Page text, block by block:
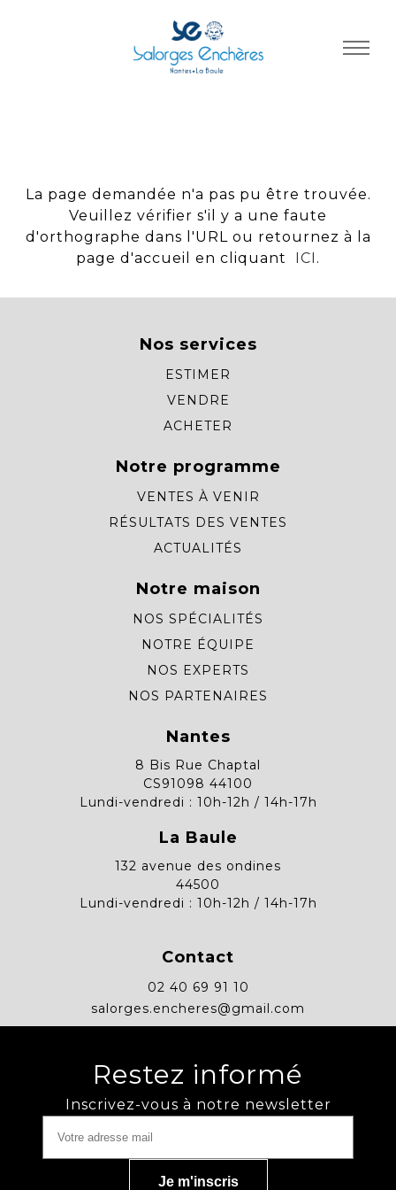
La page demandée n'a pas pu être trouvée.
Veuillez vérifier s'il y a une faute
d'orthographe dans l'URL ou retournez à la
page d'accueil en cliquant
ICI .
Nos services
ESTIMER
VENDRE
ACHETER
Notre programme
VENTES À VENIR
RÉSULTATS DES VENTES
ACTUALITÉS
Notre maison
NOS SPÉCIALITÉS
NOTRE ÉQUIPE
NOS EXPERTS
NOS PARTENAIRES
Nantes
8 Bis Rue Chaptal
CS91098 44100
Lundi-vendredi : 10h-12h / 14h-17h
La Baule
132 avenue des ondines
44500
Lundi-vendredi : 10h-12h / 14h-17h
Contact
02 40 69 91 10
salorges.encheres@gmail.com
Restez informé
Inscrivez-vous à notre newsletter